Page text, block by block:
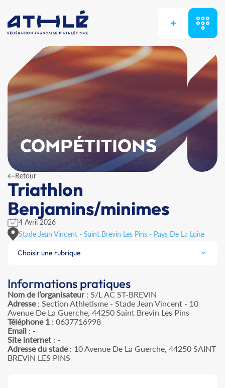
+
COMPÉTITIONS
Retour
Triathlon
Benjamins/minimes
4 Avril 2026
Stade Jean Vincent - Saint Brevin Les Pins - Pays De La Loire
Choisir une rubrique
Informations pratiques
Nom de l’organisateur: S/L AC ST-BREVIN
Adresse: Section Athletisme - Stade Jean Vincent - 10
Avenue De La Guerche, 44250 Saint Brevin Les Pins
Téléphone 1 : 0637716998
Email : -
Site internet : -
Adresse du stade: 10 Avenue De La Guerche, 44250 SAINT
BREVIN LES PINS